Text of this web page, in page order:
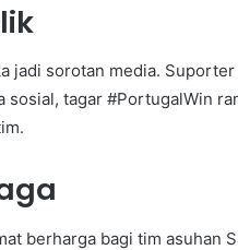
jadi sorotan media.
sosial, tagar #PortugalWin
berharga bagi tim asuhan